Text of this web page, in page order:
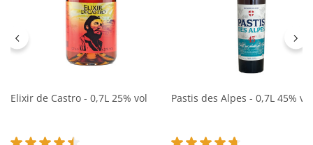
Elixir de Castro - 0,7L 25% vol Pastis des Alpes - 0,7L 45% vol